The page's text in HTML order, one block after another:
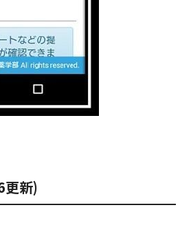
更新)